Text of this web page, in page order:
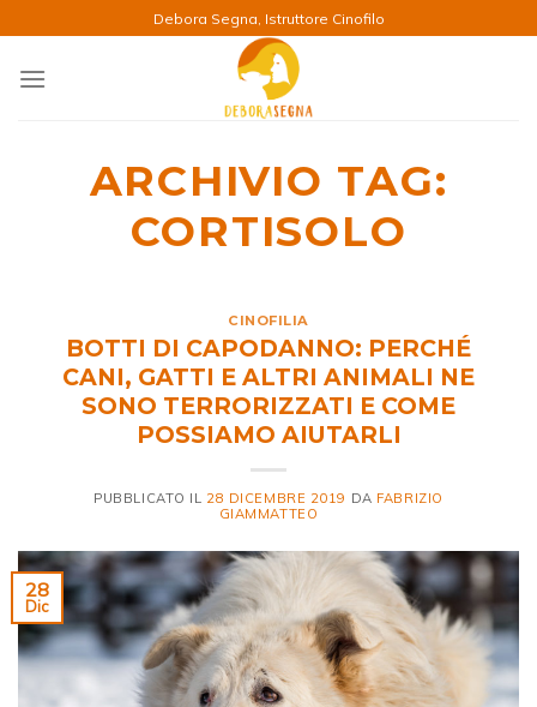
ai
contenuti
Debora Segna, Istruttore Cinofilo
ARCHIVIO TAG:
CORTISOLO
CINOFILIA
BOTTI DI CAPODANNO: PERCHÉ
CANI, GATTI E ALTRI ANIMALI NE
SONO TERRORIZZATI E COME
POSSIAMO AIUTARLI
PUBBLICATO IL 28 DICEMBRE 2019 DA FABRIZIO
GIAMMATTEO
28
Dic